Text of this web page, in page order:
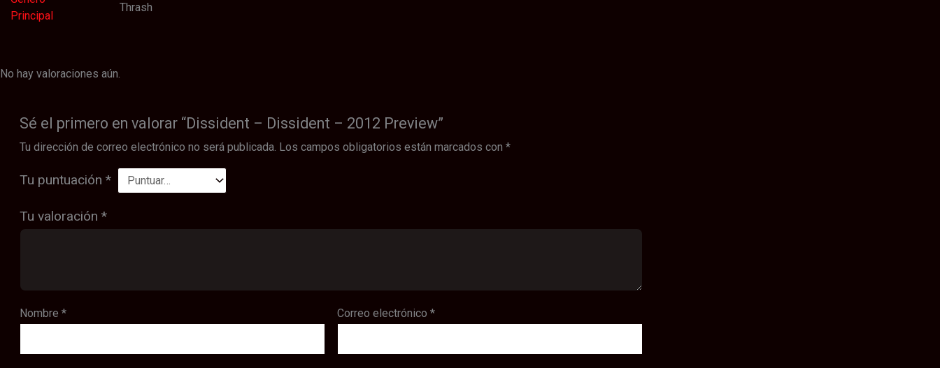
Principal
Thrash
No hay valoraciones aún.
Sé el primero en valorar “Dissident – Dissident – 2012 Preview”
Tu dirección de correo electrónico no será publicada. Los campos obligatorios están marcados con *
Tu puntuación *
Tu valoración *
Nombre * Correo electrónico*